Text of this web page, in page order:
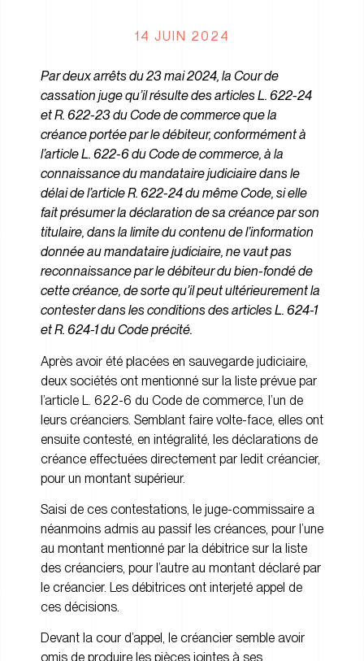
14 JUIN 2024
Par deux arrêts du 23 mai 2024, la Cour de
cassation juge qu’il résulte des articles L. 622-24
et R. 622-23 du Code de commerce que la
créance portée par le débiteur, conformément à
l’article L. 622-6 du Code de commerce, à la
connaissance du mandataire judiciaire dans le
délai de l’article R. 622-24 du même Code, si elle
fait présumer la déclaration de sa créance par son
titulaire, dans la limite du contenu de l’information
donnée au mandataire judiciaire, ne vaut pas
reconnaissance par le débiteur du bien-fondé de
cette créance, de sorte qu’il peut ultérieurement la
contester dans les conditions des articles L. 624-1
et R. 624-1 du Code précité.
Après avoir été placées en sauvegarde judiciaire,
deux sociétés ont mentionné sur la liste prévue par
l’article L. 622-6 du Code de commerce, l’un de
leurs créanciers. Semblant faire volte-face, elles ont
ensuite contesté, en intégralité, les déclarations de
créance effectuées directement par ledit créancier,
pour un montant supérieur.
Saisi de ces contestations, le juge-commissaire a
néanmoins admis au passif les créances, pour l’une
au montant mentionné par la débitrice sur la liste
des créanciers, pour l’autre au montant déclaré par
le créancier. Les débitrices ont interjeté appel de
ces décisions.
Devant la cour d’appel, le créancier semble avoir
omis de produire les pièces jointes à ses